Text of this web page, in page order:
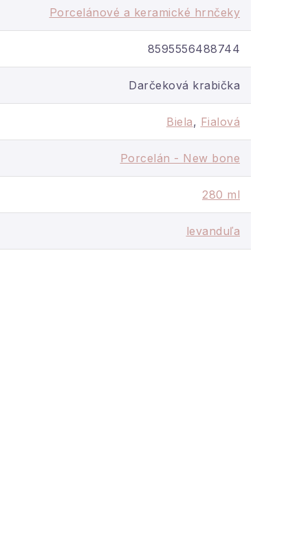
krémovo bielou
alebo ECO pri
Porcelánové a keramické hrnčeky
8595556488744
Darčeková krabička
Biela, Fialová
Porcelán - New bone
280 ml
levanduľa